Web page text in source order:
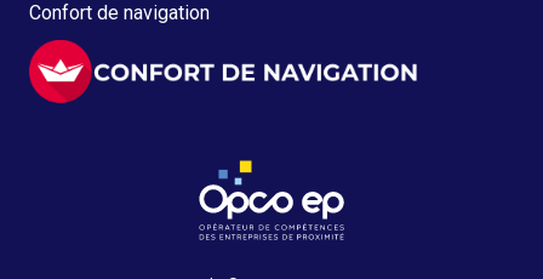
Confort de navigation